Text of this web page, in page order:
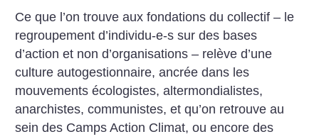
Ce que l’on trouve aux fondations du collectif – le
regroupement d’individu-e-s sur des bases
d’action et non d’organisations – relève d’une
culture autogestionnaire, ancrée dans les
mouvements écologistes, altermondialistes,
anarchistes, communistes, et qu’on retrouve au
sein des Camps Action Climat, ou encore des